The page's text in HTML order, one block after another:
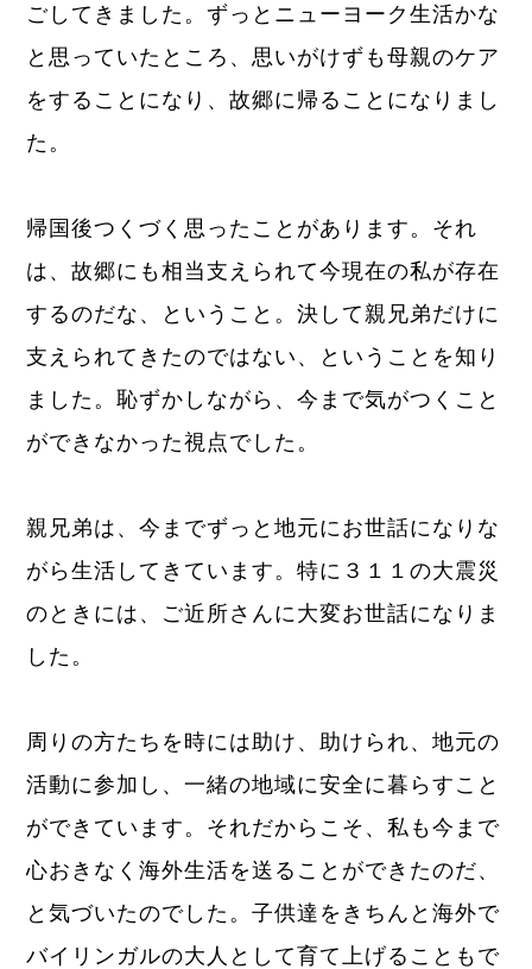
ごしてきました。ずっとニューヨーク生活かな
と思っていたところ、思いがけずも母親のケア
をすることになり、故郷に帰ることになりまし
た。
帰国後つくづく思ったことがあります。それ
は、故郷にも相当支えられて今現在の私が存在
するのだな、ということ。決して親兄弟だけに
支えられてきたのではない、ということを知り
ました。恥ずかしながら、今まで気がつくこと
ができなかった視点でした。
親兄弟は、今までずっと地元にお世話になりな
がら生活してきています。特に３１１の大震災
のときには、ご近所さんに大変お世話になりま
した。
周りの方たちを時には助け、助けられ、地元の
活動に参加し、一緒の地域に安全に暮らすこと
ができています。それだからこそ、私も今まで
心おきなく海外生活を送ることができたのだ、
と気づいたのでした。子供達をきちんと海外で
バイリンガルの大人として育て上げることもで